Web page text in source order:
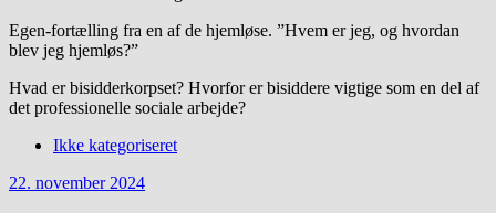
Egen-fortælling fra en af de hjemløse. ”Hvem er jeg, og hvordan
blev jeg hjemløs?”
Hvad er bisidderkorpset? Hvorfor er bisiddere vigtige som en del af
det professionelle sociale arbejde?
Ikke kategoriseret
22. november 2024